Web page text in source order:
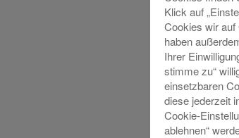
Klick auf
Cookies wir auf
haben
Ihrer
stimme zu“
einsetzbaren
diese jederzeit
Cookie-
ablehnen“